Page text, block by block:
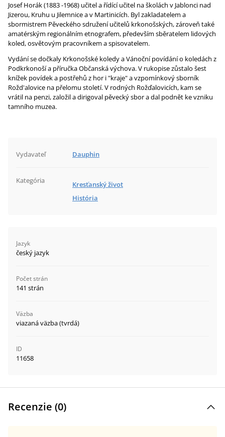
Josef Horák (1883 -1968) učitel a řídící učitel na školách v Jablonci nad
Jizerou, Kruhu u Jilemnice a v Martinicích. Byl zakladatelem a
sbormistrem Pěveckého sdružení učitelů krkonošských, zároveň také
amatérským regionálním etnografem, především sběratelem lidových
koled, osvětovým pracovníkem a spisovatelem.
Vydání se dočkaly Krkonošské koledy a Vánoční povídání o koledách z
Podkrkonoší a příručka Občanská výchova. V rukopise zůstalo šest
knížek povídek a postřehů z hor i "kraje" a vzpomínkový sborník
Rožd'alovice na přelomu století. V rodných Rožďalovicích, kam se
vrátil na penzi, založil a dirigoval pěvecký sbor a dal podnět ke vzniku
tamního muzea.
Vydavateľ Dauphin
Kategória
Kresťanský život
História
Jazyk
český jazyk
Počet strán
141 strán
Väzba
viazaná väzba (tvrdá)
ID
11658
Recenzie (0)